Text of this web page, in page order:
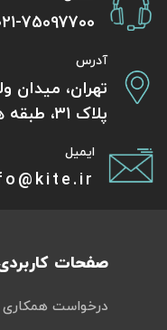
75097700
آدرس
تهران، میدان
پلاک 31، طبقه همکف
ایمیل
صفحات
درخواست همکاری